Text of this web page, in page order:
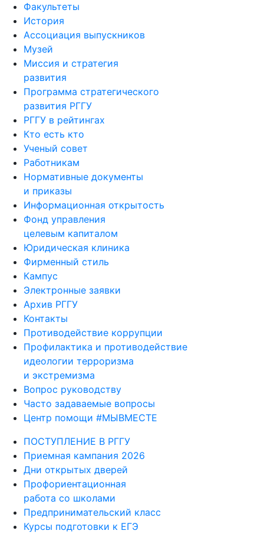
Факультеты
История
Ассоциация выпускников
Музей
Миссия и стратегия
развития
Программа стратегического
развития РГГУ
РГГУ в рейтингах
Кто есть кто
Ученый совет
Работникам
Нормативные документы
и приказы
Информационная открытость
Фонд управления
целевым капиталом
Юридическая клиника
Фирменный стиль
Кампус
Электронные заявки
Архив РГГУ
Контакты
Противодействие коррупции
Профилактика и противодействие
идеологии терроризма
и экстремизма
Вопрос руководству
Часто задаваемые вопросы
Центр помощи #МЫВМЕСТЕ
ПОСТУПЛЕНИЕ В РГГУ
Приемная кампания 2026
Дни открытых дверей
Профориентационная
работа со школами
Предпринимательский класс
Курсы подготовки к ЕГЭ